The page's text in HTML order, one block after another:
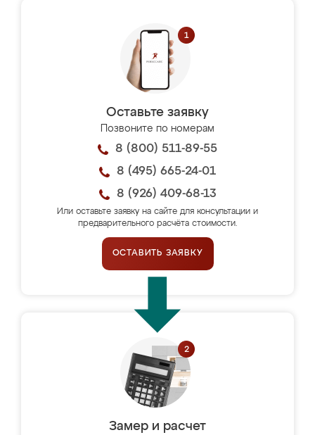
Оставьте заявку
Позвоните по номерам
8 (800) 511-89-55
8 (495) 665-24-01
8 (926) 409-68-13
Или оставьте заявку на сайте для консультации и
предварительного расчёта стоимости.
ОСТАВИТЬ ЗАЯВКУ
Замер и расчет